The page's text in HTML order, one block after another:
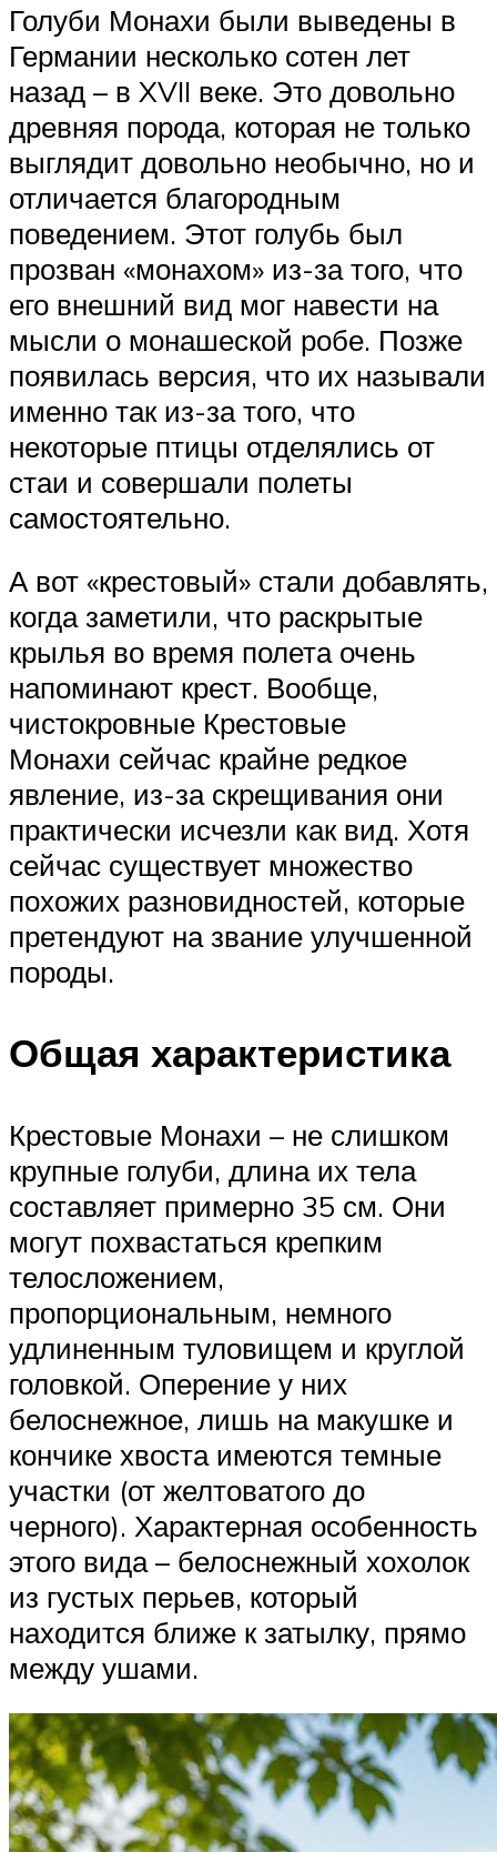
Голуби Монахи были выведены в
Германии несколько сотен лет
назад – в XVII веке. Это довольно
древняя порода, которая не только
выглядит довольно необычно, но и
отличается благородным
поведением. Этот голубь был
прозван «монахом» из-за того, что
его внешний вид мог навести на
мысли о монашеской робе. Позже
появилась версия, что их называли
именно так из-за того, что
некоторые птицы отделялись от
стаи и совершали полеты
самостоятельно.
А вот «крестовый» стали добавлять,
когда заметили, что раскрытые
крылья во время полета очень
напоминают крест. Вообще,
чистокровные Крестовые
Монахи сейчас крайне редкое
явление, из-за скрещивания они
практически исчезли как вид. Хотя
сейчас существует множество
похожих разновидностей, которые
претендуют на звание улучшенной
породы.
Общая характеристика
Крестовые Монахи – не слишком
крупные голуби, длина их тела
составляет примерно 35 см. Они
могут похвастаться крепким
телосложением,
пропорциональным, немного
удлиненным туловищем и круглой
головкой. Оперение у них
белоснежное, лишь на макушке и
кончике хвоста имеются темные
участки (от желтоватого до
черного). Характерная особенность
этого вида – белоснежный хохолок
из густых перьев, который
находится ближе к затылку, прямо
между ушами.